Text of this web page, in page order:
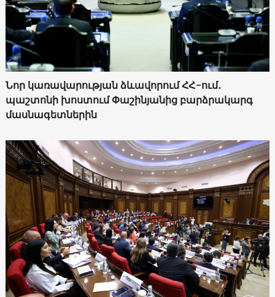
Նոր կառավարության ձևավորում ՀՀ-ում․
պաշտոնի խոստում Փաշինյանից բարձրակարգ
մասնագետներին